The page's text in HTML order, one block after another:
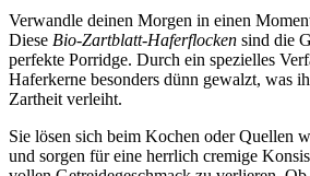
Verwandle deinen Morgen in einen
Diese Bio-Zartblatt-Haferflocken sind die
perfekte Porridge. Durch ein spezielles
Haferkerne besonders dünn gewalzt, was
Zartheit verleiht.
Sie lösen sich beim Kochen oder Quellen
und sorgen für eine herrlich cremige